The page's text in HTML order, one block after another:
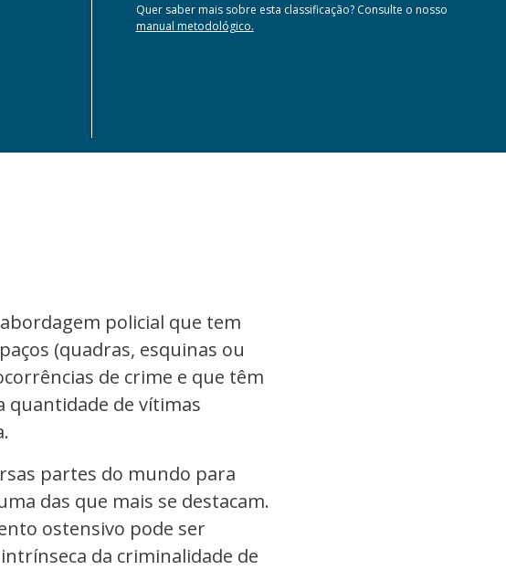
Quer saber mais sobre esta classificação? Consulte o nosso
manual metodológico.
policial que tem
(quadras, esquinas ou
de crime e que têm
quantidade de vítimas
partes do mundo para
das que mais se destacam.
ostensivo pode ser
da criminalidade de